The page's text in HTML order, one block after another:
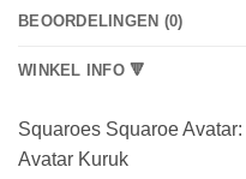
BEOORDELINGEN (0)
WINKEL INFO 🔻
Squaroes Squaroe
Avatar Kuruk